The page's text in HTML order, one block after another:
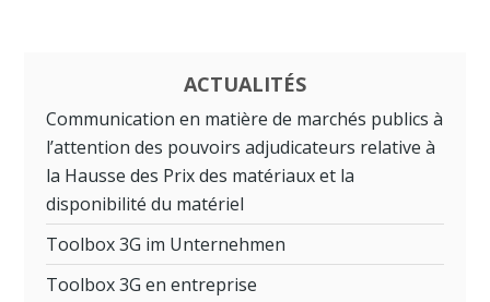
ACTUALITÉS
Communication en matière de marchés publics à
l’attention des pouvoirs adjudicateurs relative à
la Hausse des Prix des matériaux et la
disponibilité du matériel
Toolbox 3G im Unternehmen
Toolbox 3G en entreprise